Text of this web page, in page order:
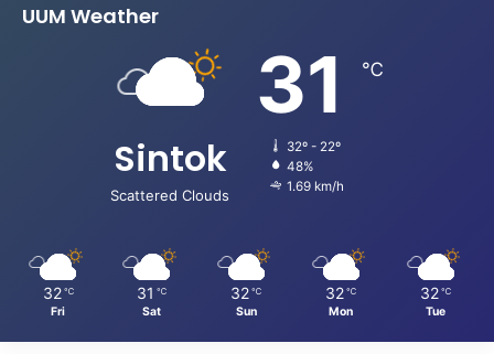
UUM Weather
Sintok
Scattered Clouds
31 ℃
32º - 22º
48%
1.69 km/h
32 ℃
Fri
31 ℃
Sat
32 ℃
Sun
32 ℃
Mon
32 ℃
Tue